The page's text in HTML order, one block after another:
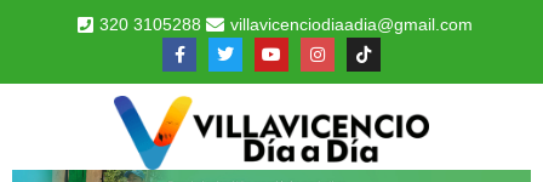
320 3105288 villavicenciodiaadia@gmail.com